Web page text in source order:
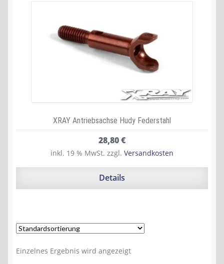
XRAY Antriebsachse Hudy Federstahl
28,80€
inkl. 19 % MwSt. zzgl. Versandkosten
Details
Einzelnes Ergebnis wird angezeigt